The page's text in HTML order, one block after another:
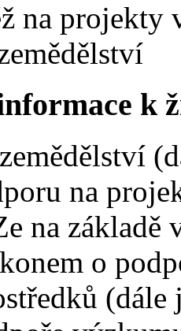
na
k
na
na základě
o